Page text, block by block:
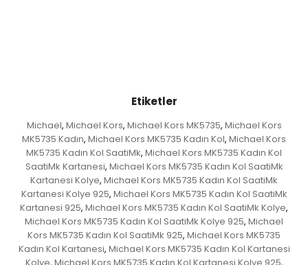
Etiketler
Michael, Michael Kors, Michael Kors MK5735, Michael Kors
MK5735 Kadın, Michael Kors MK5735 Kadın Kol, Michael Kors
MK5735 Kadın Kol SaatiMk, Michael Kors MK5735 Kadın Kol
SaatiMk Kartanesi, Michael Kors MK5735 Kadın Kol SaatiMk
Kartanesi Kolye, Michael Kors MK5735 Kadın Kol SaatiMk
Kartanesi Kolye 925, Michael Kors MK5735 Kadın Kol SaatiMk
Kartanesi 925, Michael Kors MK5735 Kadın Kol SaatiMk Kolye,
Michael Kors MK5735 Kadın Kol SaatiMk Kolye 925, Michael
Kors MK5735 Kadın Kol SaatiMk 925, Michael Kors MK5735
Kadın Kol Kartanesi, Michael Kors MK5735 Kadın Kol Kartanesi